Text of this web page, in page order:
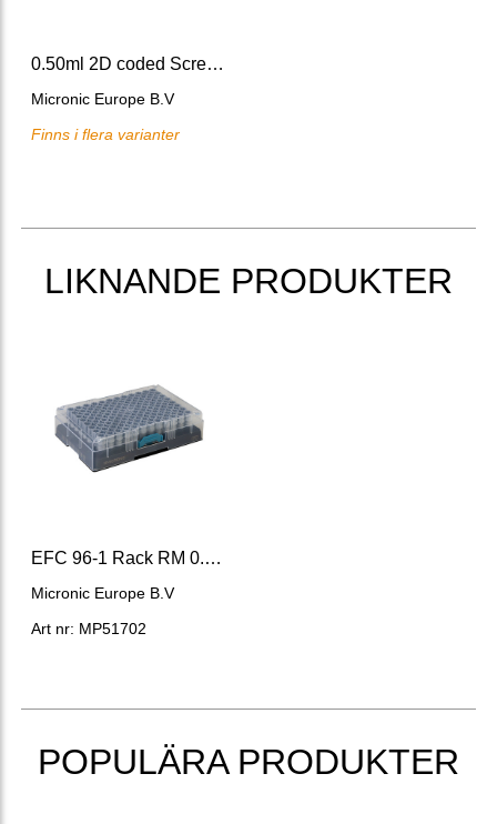
0.50ml 2D coded Screw Cap Tubes V-bottom
Micronic Europe B.V
Finns i flera varianter
LIKNANDE PRODUKTER
EFC 96-1 Rack RM 0.5mL tubes, w cover
Micronic Europe B.V
Art nr: MP51702
POPULÄRA PRODUKTER